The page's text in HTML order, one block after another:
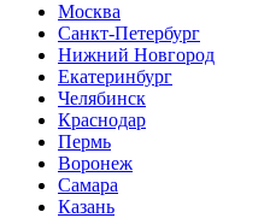
Москва
Санкт-Петербург
Нижний Новгород
Екатеринбург
Челябинск
Краснодар
Пермь
Воронеж
Самара
Казань